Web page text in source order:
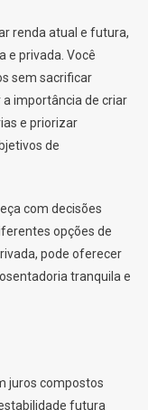
renda atual e futura,
e privada. Você
sem sacrificar
a importância de criar
e priorizar
de
com decisões
opções de
pode oferecer
tranquila e
juros compostos
futura